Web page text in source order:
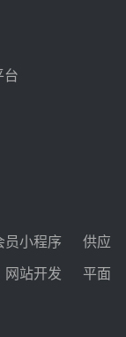
汽发生系统
京洽谈，深化
战略合作
员小程序
供应
网站开发
平面